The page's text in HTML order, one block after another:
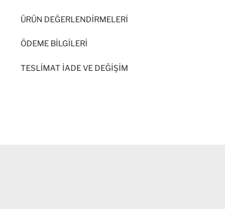
ÜRÜN DEĞERLENDİRMELERİ
ÖDEME BİLGİLERİ
TESLIMAT İADE VE DEĞIŞIM